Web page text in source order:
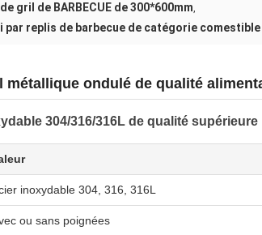
gril de BARBECUE de 300*600mm,
par replis de barbecue de catégorie comestible
métallique ondulé de qualité
304/316/316L de qualité supérieure
inoxydable 304, 316, 316L
ou sans poignées